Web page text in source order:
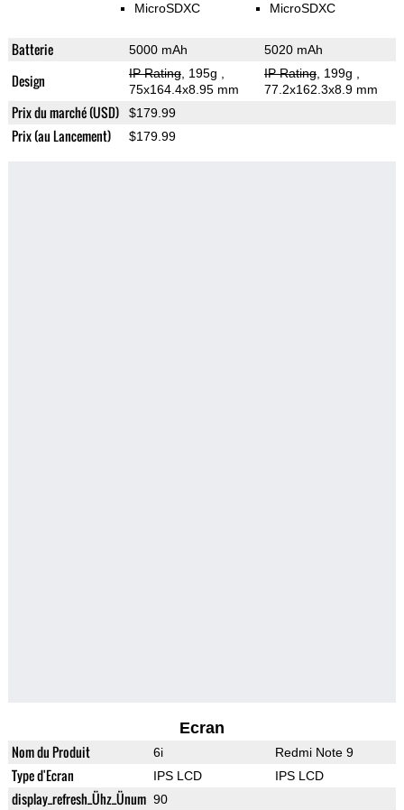
MicroSDXC MicroSDXC
Batterie 5000 mAh 5020 mAh
Design IP Rating, 195g
75x164.4x8.95 mm
IP Rating, 199g
77.2x162.3x8.9 mm
Prix du marché (USD) $179.99
Prix (au Lancement) $179.99
Ecran
Nom du Produit 6i Redmi Note 9
Type d'Ecran IPS LCD IPS LCD
display_refresh_Ühz_Ünum 90